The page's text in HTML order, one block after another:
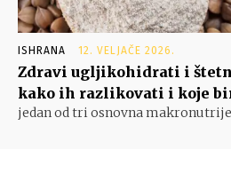
ISHRANA 12. VELJAČE 2026.
Zdravi ugljikohidrati i
kako ih razlikovati i koje
jedan od tri osnovna